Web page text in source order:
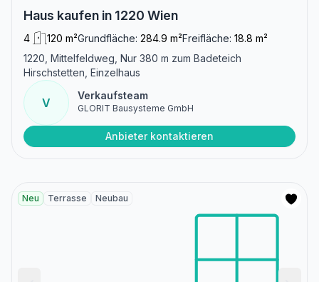
Haus kaufen in 1220 Wien
4 120 m²Grundfläche: 284.9 m²Freifläche: 18.8 m²
1220, Mittelfeldweg, Nur 380 m zum Badeteich
Hirschstetten, Einzelhaus
V
Verkaufsteam
GLORIT Bausysteme GmbH
Anbieter kontaktieren
Neu Terrasse Neubau